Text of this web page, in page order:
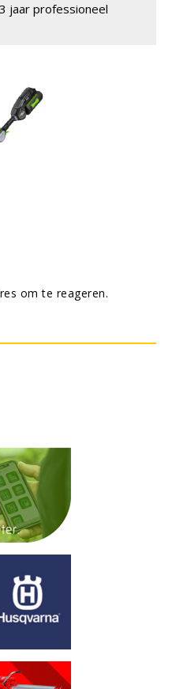
jaar professioneel
om te reageren.